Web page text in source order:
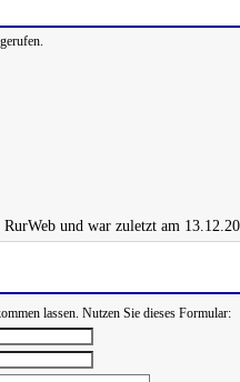
und war zuletzt am
lassen. Nutzen Sie dieses Formular: